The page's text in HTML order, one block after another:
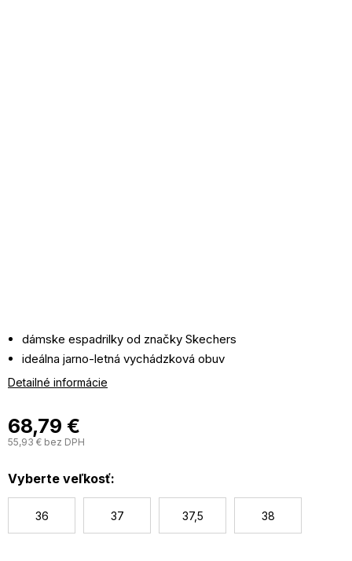
68,79 €
55,93 € bez DPH
Vyberte veľkosť:
36 37 37,5 38
dámske espadrilky od značky Skechers
ideálna jarno-letná vychádzková obuv
z ľahučkého priedušného materiálu
mäkké vnútro
stielka z pamäťovej peny
Detailné informácie